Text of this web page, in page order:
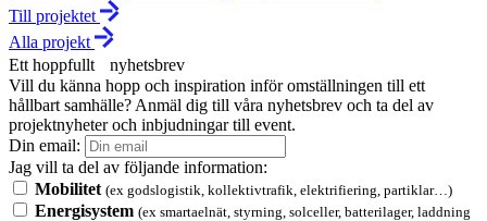
Till projektet
Alla projekt
Ett hoppfullt nyhetsbrev
Vill du känna hopp och inspiration inför omställningen till ett
hållbart samhälle? Anmäl dig till våra nyhetsbrev och ta del av
projektnyheter och inbjudningar till event.
Din email:
Jag vill ta del av följande information:
Mobilitet (ex godslogistik, kollektivtrafik, elektrifiering, partiklar…)
Energisystem (ex smartaelnät, styrning, solceller, batterilager, laddning